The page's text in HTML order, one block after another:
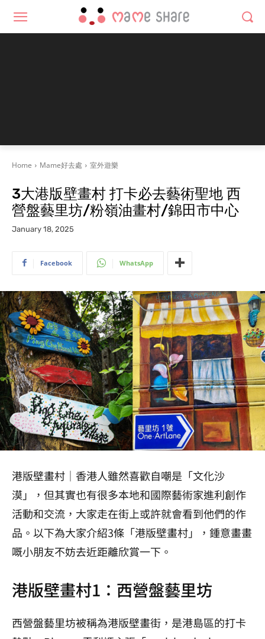
Home Mame好去處 室外遊樂
3大港版壁畫村 打卡必去藝術聖地 西
營盤藝里坊/粉嶺油畫村/錦田市中心
January 18, 2025
Facebook WhatsApp
港版壁畫村｜香港人雖然喜歡自嘲是「文化沙
漠」，但其實也有很多本地和國際藝術家進利創作
活動和交流，大家走在街上或許就會看到他們的作
品。以下為大家介紹3條「港版壁畫村」，鍾意畫畫
嘅小朋友不妨去近距離欣賞一下。
港版壁畫村1：西營盤藝里坊
西營盤藝里坊被稱為港版壁畫街，是港島區的打卡